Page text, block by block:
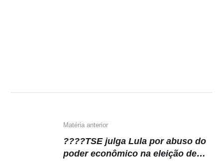
Matéria anterior
????TSE julga Lula por abuso do
poder econômico na eleição de